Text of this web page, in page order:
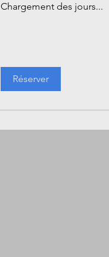
Chargement des jours...
Réserver